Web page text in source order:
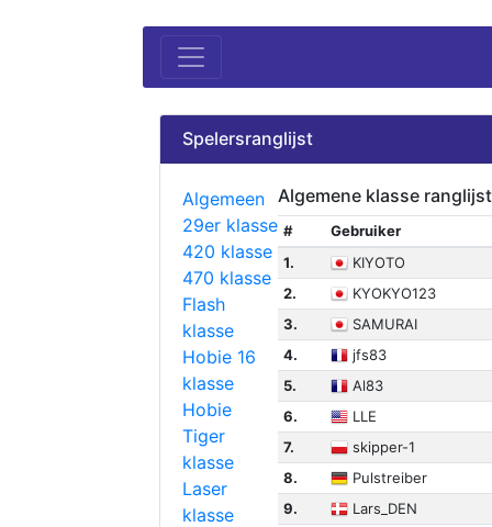
Spelersranglijst
Algemeen
29er klasse
420 klasse
470 klasse
Flash
klasse
Hobie 16
klasse
Hobie
Tiger
klasse
Laser
klasse
Algemene klasse ranglijst
#
Gebruiker
1.
KIYOTO
2.
KYOKYO123
3.
SAMURAI
4.
jfs83
5.
Al83
6.
LLE
7.
skipper-1
8.
Pulstreiber
9.
Lars_DEN